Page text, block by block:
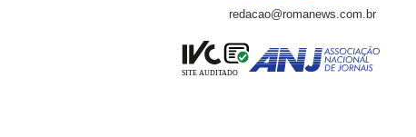
redacao@romanews.com.br
SITE AUDITADO